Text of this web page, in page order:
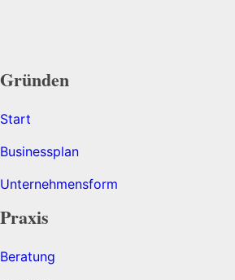
Gründen
Start
Businessplan
Unternehmensform
Praxis
Beratung